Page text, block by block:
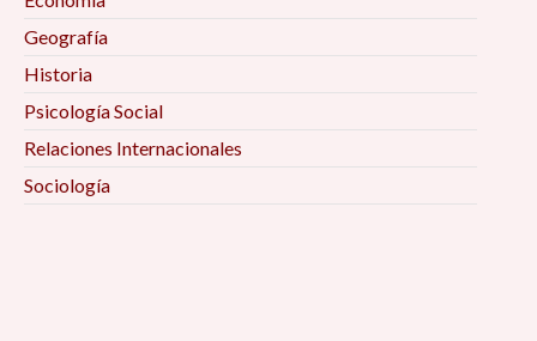
Geografía
Historia
Psicología Social
Relaciones Internacionales
Sociología